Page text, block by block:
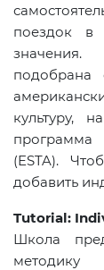
поездок в
значения.
подобрана
культуру,
программа
(ESTA).
добавить
Tutorial:
Школа